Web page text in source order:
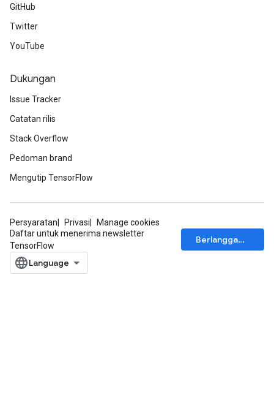
GitHub
Twitter
YouTube
Dukungan
Issue Tracker
Catatan rilis
Stack Overflow
Pedoman brand
Mengutip TensorFlow
Persyaratan Privasi
Manage cookies
Daftar untuk menerima newsletter
TensorFlow
Berlangganan